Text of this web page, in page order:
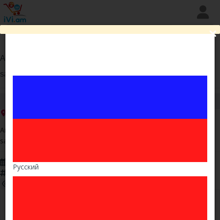
Русский
Հայտարարություններ
Arajarkum enq santexnikakan carayutyunner. Katarum enq
santexnikayi het kap
Arajarkum enq santexnikakan carayutyunner. Katarum enq
santexnikayi het kapvac cankacac ashxatanq sexm jamketum
29.11.2018
9065